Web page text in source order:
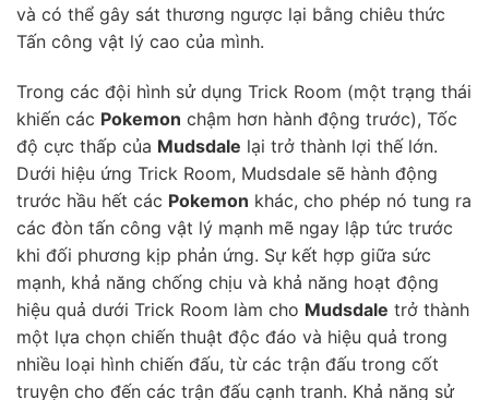
và có thể gây sát thương ngược lại bằng chiêu thức
Tấn công vật lý cao của mình.
Trong các đội hình sử dụng Trick Room (một trạng thái
khiến các Pokemon chậm hơn hành động trước), Tốc
độ cực thấp của Mudsdale lại trở thành lợi thế lớn.
Dưới hiệu ứng Trick Room, Mudsdale sẽ hành động
trước hầu hết các Pokemon khác, cho phép nó tung ra
các đòn tấn công vật lý mạnh mẽ ngay lập tức trước
khi đối phương kịp phản ứng. Sự kết hợp giữa sức
mạnh, khả năng chống chịu và khả năng hoạt động
hiệu quả dưới Trick Room làm cho Mudsdale trở thành
một lựa chọn chiến thuật độc đáo và hiệu quả trong
nhiều loại hình chiến đấu, từ các trận đấu trong cốt
truyện cho đến các trận đấu cạnh tranh. Khả năng sử